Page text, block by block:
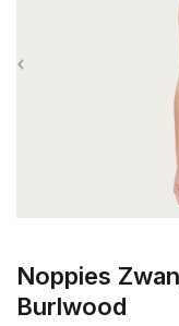
Noppies
Burlwood